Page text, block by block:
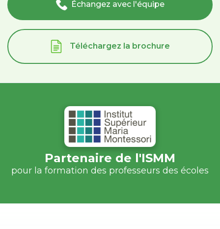
Échangez avec l'équipe
Téléchargez la brochure
Partenaire de l'ISMM
pour la formation des professeurs des écoles